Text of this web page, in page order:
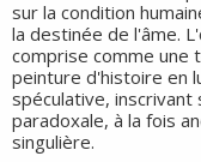
sur la condition
la destinée de l'âme.
comprise comme une
peinture d'histoire en
spéculative,
paradoxale, à la fois
singulière.